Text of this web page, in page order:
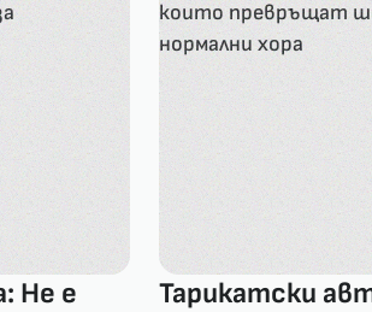
Не е
Тарикатски